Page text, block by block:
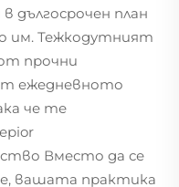
дългосрочен план
им. Тежкодутният
прочни
ежедневното
че те
Вместо да се
вашата практика